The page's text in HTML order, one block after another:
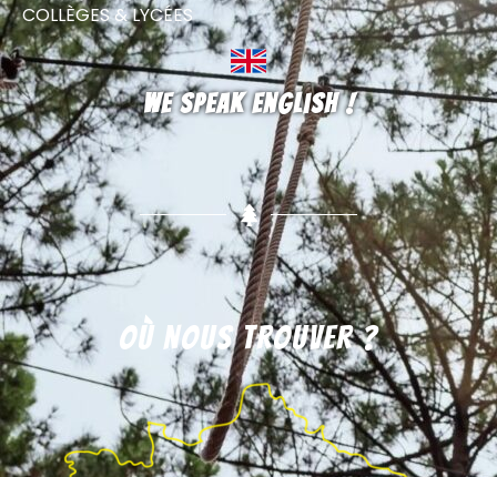
COLLÈGES & LYCÉES
We speak english !
Où nous trouver ?